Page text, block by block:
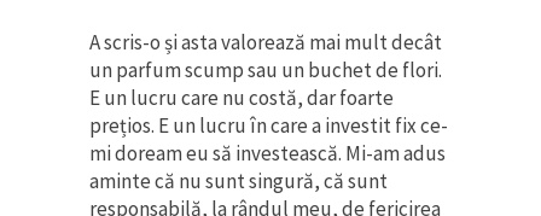
A scris-o și asta valorează mai mult decât
un parfum scump sau un buchet de flori.
E un lucru care nu costă, dar foarte
prețios. E un lucru în care a investit fix ce-
mi doream eu să investească. Mi-am adus
aminte că nu sunt singură, că sunt
responsabilă, la rândul meu, de fericirea